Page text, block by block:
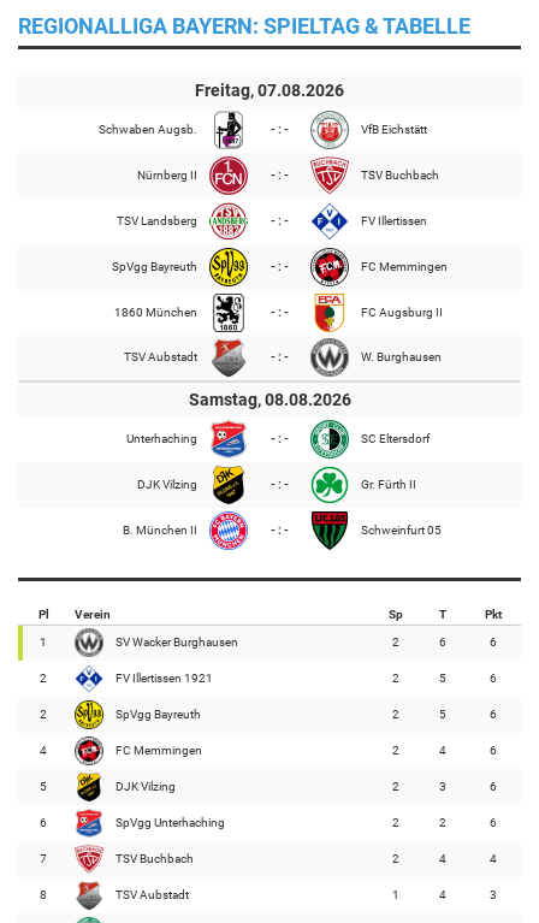
REGIONALLIGA BAYERN: SPIELTAG & TABELLE
Freitag, 07.08.2026
Schwaben Augsb. - : - VfB Eichstätt
Nürnberg II - : - TSV Buchbach
TSV Landsberg - : - FV Illertissen
SpVgg Bayreuth - : - FC Memmingen
1860 München - : - FC Augsburg II
TSV Aubstadt - : - W. Burghausen
Samstag, 08.08.2026
Unterhaching - : - SC Eltersdorf
DJK Vilzing - : - Gr. Fürth II
B. München II - : - Schweinfurt 05
Pl Verein Sp T Pkt
1 SV Wacker Burghausen 2 6 6
2 FV Illertissen 1921 2 5 6
2 SpVgg Bayreuth 2 5 6
4 FC Memmingen 2 4 6
5 DJK Vilzing 2 3 6
6 SpVgg Unterhaching 2 2 6
7 TSV Buchbach 2 4 4
8 TSV Aubstadt 1 4 3